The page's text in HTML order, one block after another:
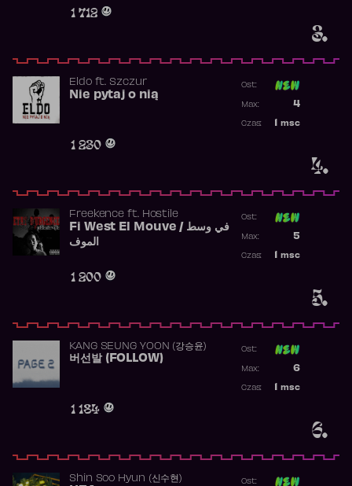
3.
1 712
4.
Eldoft. Szczur
Nie pytaj o nią
1 230
Ost:
4
Max:
msc
Czas:
5.
Freekence ft. Hostile
Fi West El Mouve / في وسط
الموف
1 200
Ost:
5
Max:
msc
Czas:
6.
KANG SEUNG YOON (강승윤)
버선발 (FOLLOW)
1 184
Ost:
6
Max:
msc
Czas:
Shin Soo Hyun (신수현) Ost: